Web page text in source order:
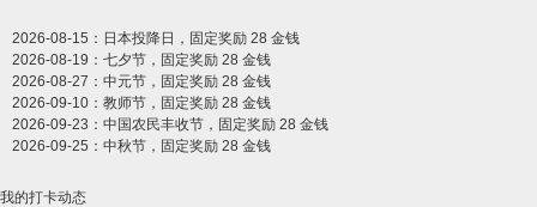
2026-08-15：日本投降日，固定奖励 28 金钱
2026-08-19：七夕节，固定奖励 28 金钱
2026-08-27：中元节，固定奖励 28 金钱
2026-09-10：教师节，固定奖励 28 金钱
2026-09-23：中国农民丰收节，固定奖励 28 金钱
2026-09-25：中秋节，固定奖励 28 金钱
我的打卡动态